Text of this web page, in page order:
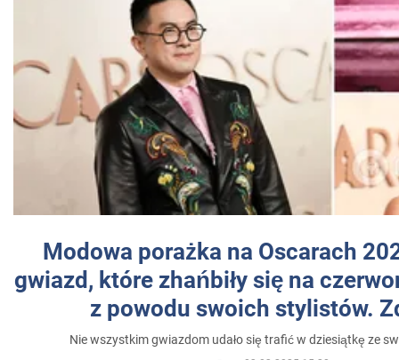
Modowa porażka na Oscarach
gwiazd, które zhańbiły się na
z powodu swoich stylistów.
Nie wszystkim gwiazdom udało się trafić w dziesiątkę ze